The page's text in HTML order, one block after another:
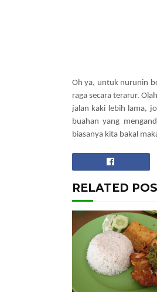
Oh ya, untuk nurunin
raga secara terarur.
jalan kaki lebih lama,
buahan yang
biasanya kita bakal
RELATED